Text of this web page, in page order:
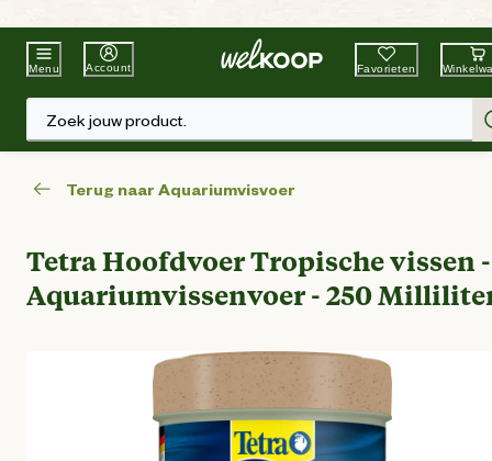
Beste WinkelketenTuin & Dier
Menu Account Favorieten
Zoek jouw product.
Terug naar Aquariumvisvoer
Tetra Hoofdvoer Tropische vissen -
Aquariumvissenvoer - 250